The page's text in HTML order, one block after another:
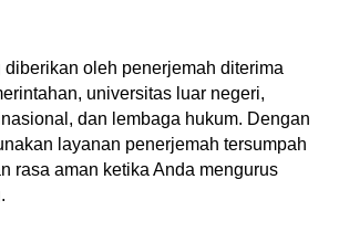
diberikan oleh penerjemah diterima
universitas luar negeri,
dan lembaga hukum. Dengan
layanan penerjemah tersumpah
rasa aman ketika Anda mengurus